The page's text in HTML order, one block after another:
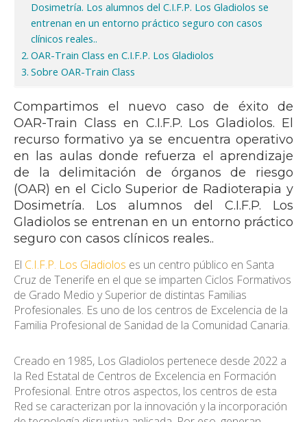
Dosimetría. Los alumnos del C.I.F.P. Los Gladiolos se
entrenan en un entorno práctico seguro con casos
clínicos reales..
OAR-Train Class en C.I.F.P. Los Gladiolos
Sobre OAR-Train Class
Compartimos el nuevo caso de éxito de
OAR-Train Class en C.I.F.P. Los Gladiolos. El
recurso formativo ya se encuentra operativo
en las aulas donde refuerza el aprendizaje
de la delimitación de órganos de riesgo
(OAR) en el Ciclo Superior de Radioterapia y
Dosimetría. Los alumnos del C.I.F.P. Los
Gladiolos se entrenan en un entorno práctico
seguro con casos clínicos reales..
El C.I.F.P. Los Gladiolos es un centro público en Santa
Cruz de Tenerife en el que se imparten Ciclos Formativos
de Grado Medio y Superior de distintas Familias
Profesionales. Es uno de los centros de Excelencia de la
Familia Profesional de Sanidad de la Comunidad Canaria.
Creado en 1985, Los Gladiolos pertenece desde 2022 a
la Red Estatal de Centros de Excelencia en Formación
Profesional. Entre otros aspectos, los centros de esta
Red se caracterizan por la innovación y la incorporación